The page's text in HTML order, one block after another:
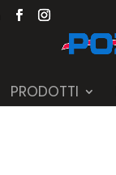
PRODOTTI